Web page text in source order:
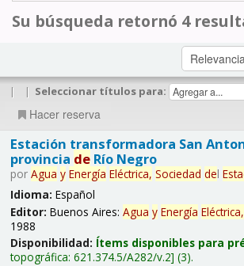
Su búsqueda retornó 4
| | Seleccionar títulos para:
Hacer reserva
Estación transformadora San
provincia deRío Negro
por Agua y Energía Eléctrica, Sociedad del
Idioma: Español
Editor: Buenos Aires: Agua y Energía Eléctrica,
1988
Disponibilidad: Ítems disponibles para
topográfica: 621.374.5/A282/v.2 (3).